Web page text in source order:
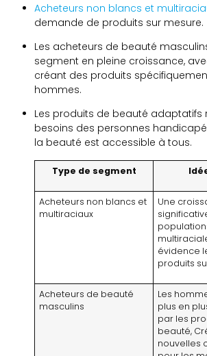
Acheteurs non blancs et
demande de produits sur mesure.
Les acheteurs de beauté
segment en pleine croissance,
créant des produits
hommes.
Les produits de beauté adaptatifs
besoins des personnes
la beauté est accessible à tous.
Type de segment
Acheteurs non blancs et
multiraciaux
Une
évidence
produits
Acheteurs de beauté
masculins
Les
plus en
par les
beauté,
nouvelles